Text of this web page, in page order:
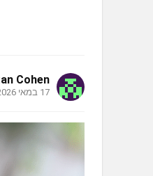
Cohen
17 במאי 2026